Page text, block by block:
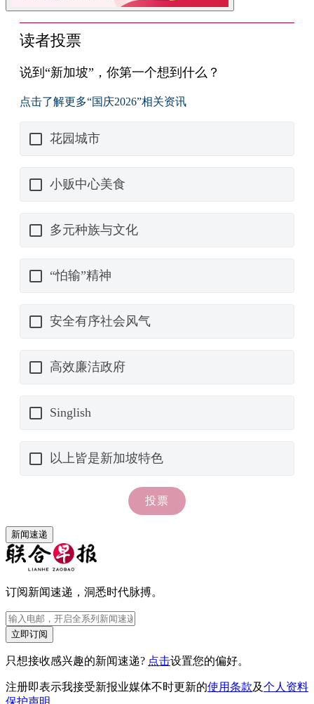
新闻速递
订阅新闻速递，洞悉时代脉搏。
立即订阅
只想接收感兴趣的新闻速递? 点击设置您的偏好。
注册即表示我接受新报业媒体不时更新的使用条款及个人资料